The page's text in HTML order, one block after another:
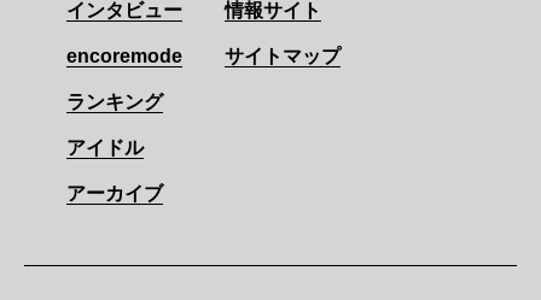
インタビュー
encoremode
ランキング
アイドル
アーカイブ
情報サイト
サイトマップ